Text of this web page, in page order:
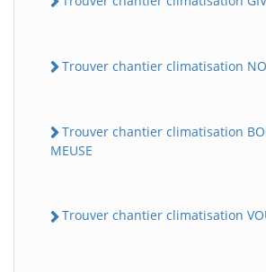
Trouver chantier climatisation
Trouver chantier climatisation
MEUSE
Trouver chantier climatisation